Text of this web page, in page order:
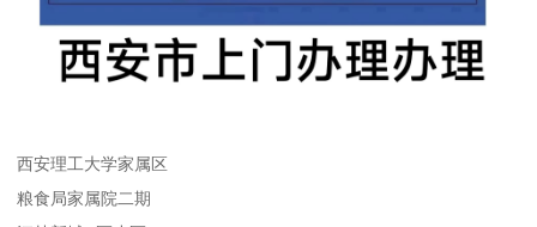
西安理工大学家属区
粮食局家属院二期